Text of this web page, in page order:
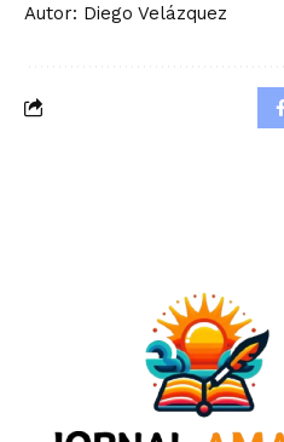
Autor: Diego Velázquez